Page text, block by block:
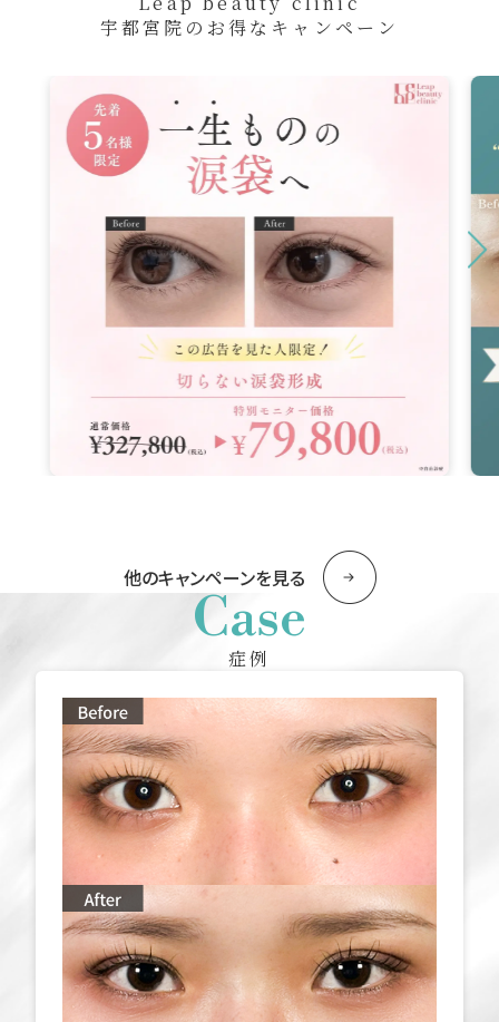
宇都宮院のお得なキャンペーン
他のキャンペーンを見る
Case
症例